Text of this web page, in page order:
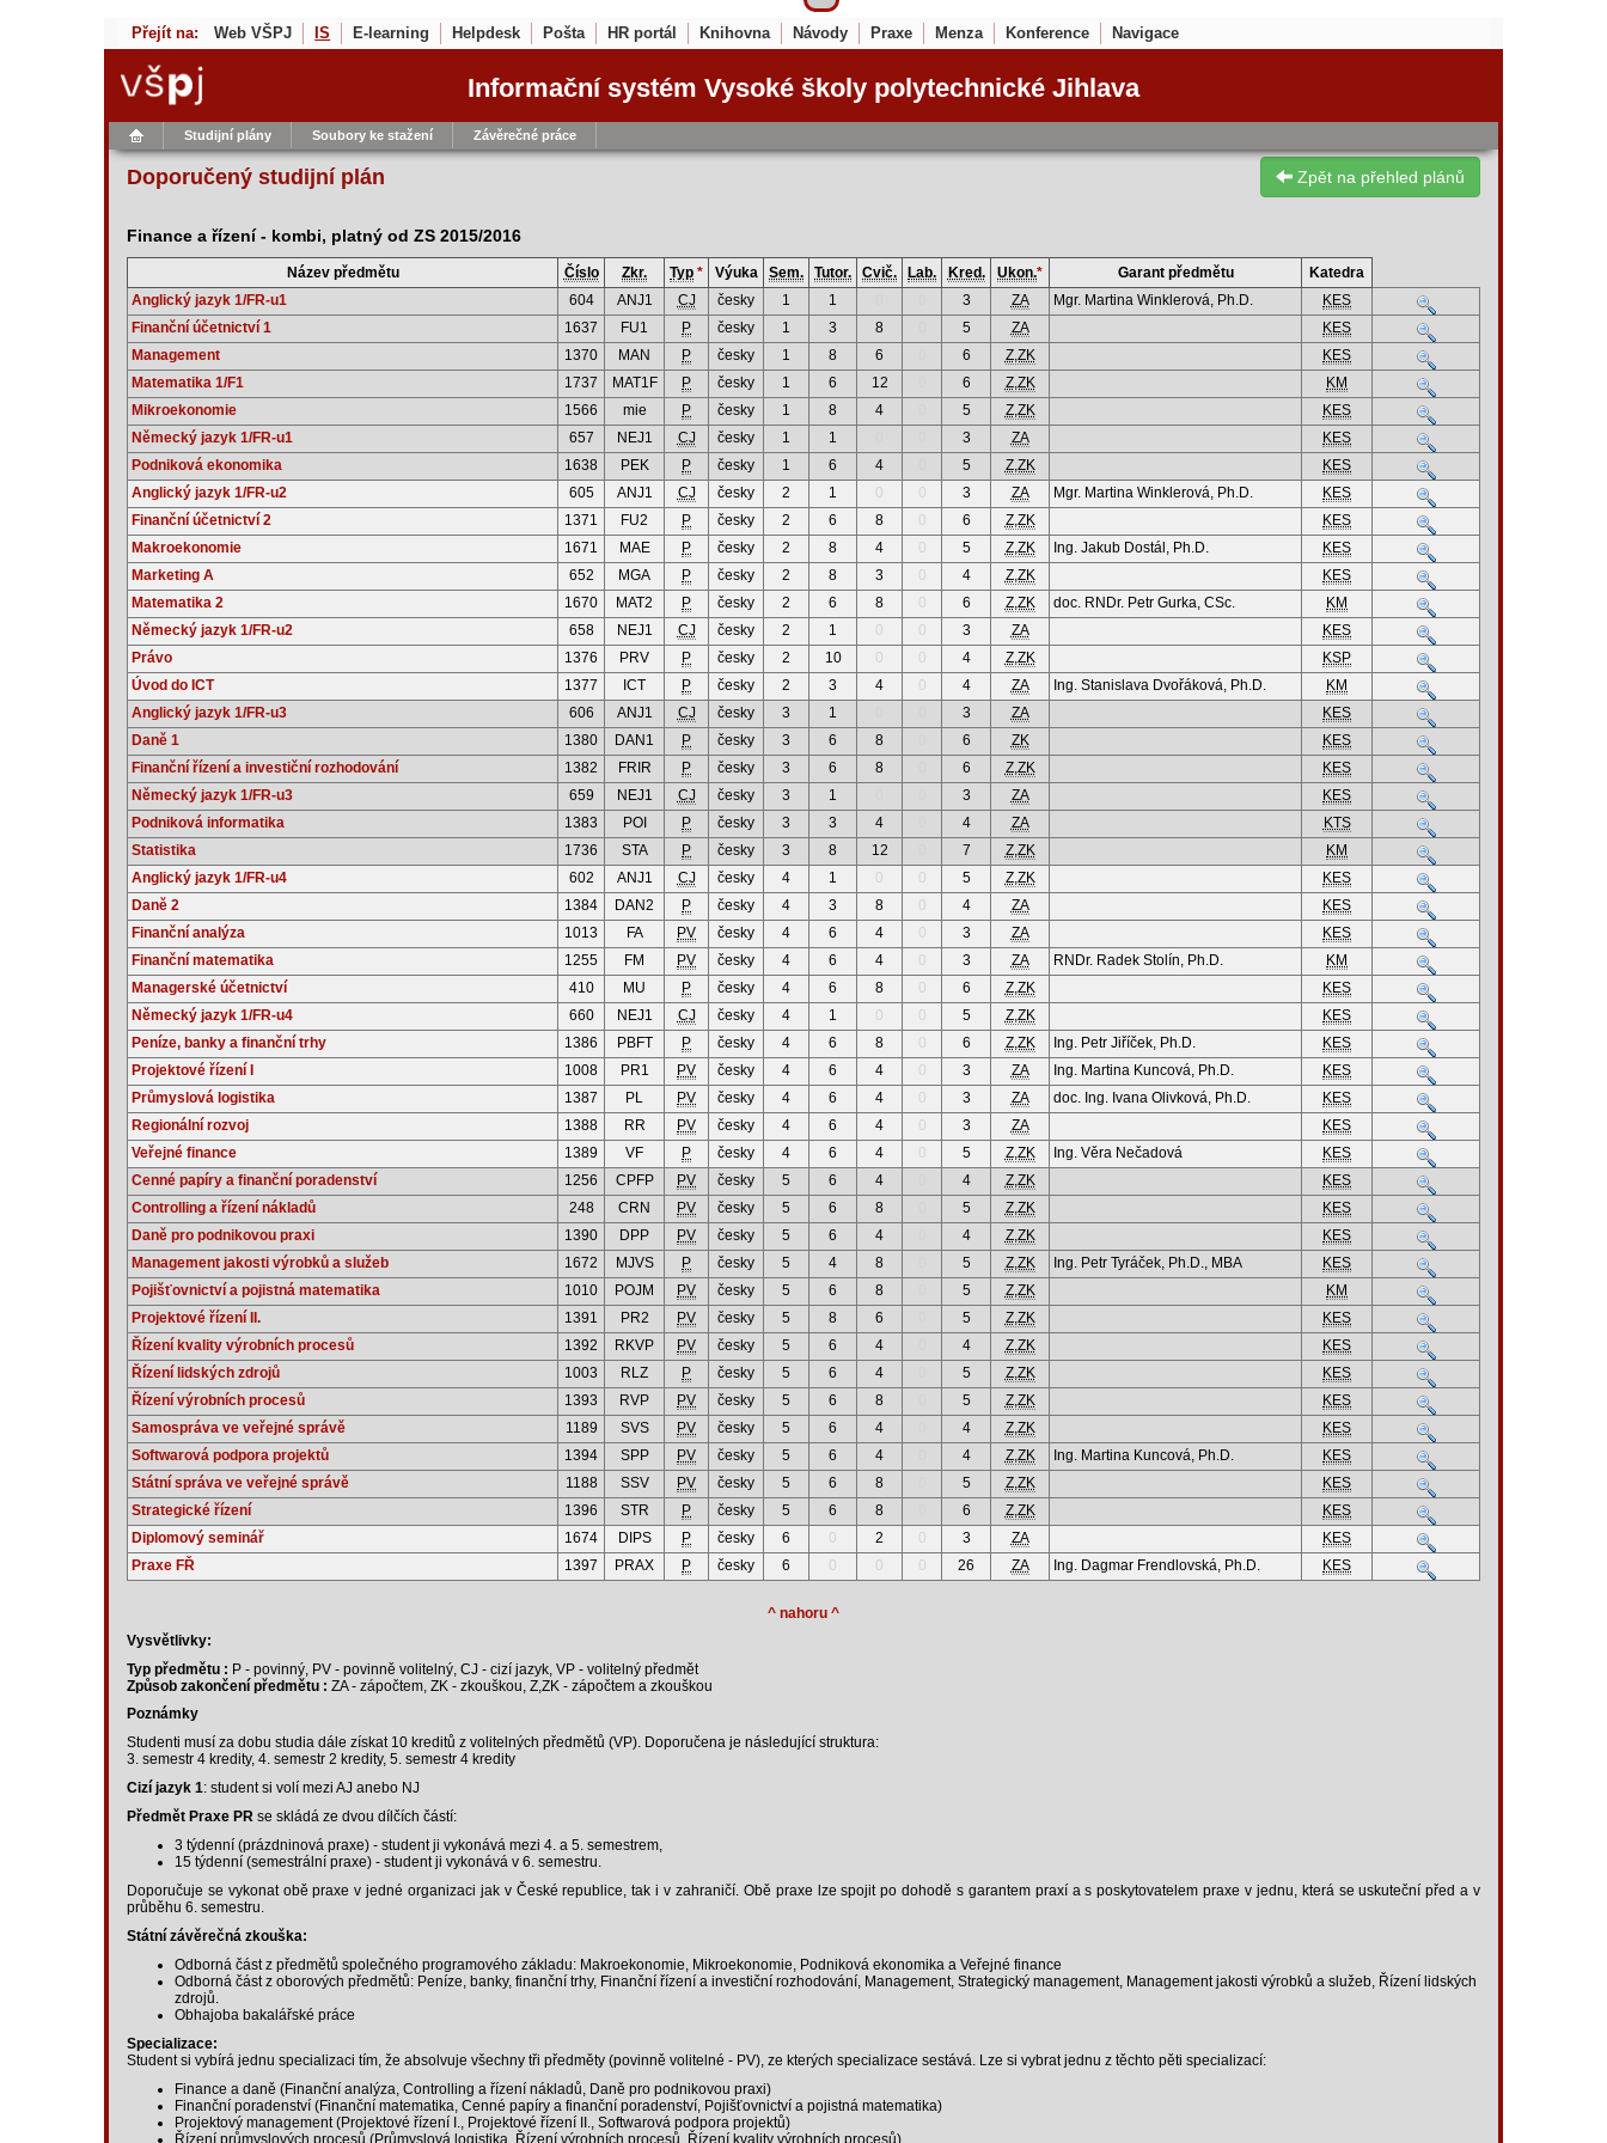
Přejít na: Web VŠPJ IS E-learning Helpdesk Pošta HR portál Knihovna Návody Praxe Menza Konference Navigace
Informační systém Vysoké školy polytechnické Jihlava
Studijní plány Soubory ke stažení Závěrečné práce
Doporučený studijní plán Zpět na přehled plánů
Finance a řízení - kombi, platný od ZS 2015/2016
Název předmětu Číslo Zkr. Typ * Výuka Sem. Tutor. Cvič. Lab. Kred. Ukon.* Garant předmětu
Katedra
Anglický jazyk 1/FR-u1
604 ANJ1 CJ česky 1 1 3 ZA Mgr. Martina Winklerová, Ph.D.
KES
Finanční účetnictví 1
1637 FU1 P česky 1 3 8 5 ZA
KES
Management
1370 MAN P česky 1 8 6 6 Z,ZK
KES
Matematika 1/F1
1737 MAT1F P česky 1 6 12 6 Z,ZK
KM
Mikroekonomie
1566 mie P česky 1 8 4 5 Z,ZK
KES
Německý jazyk 1/FR-u1
657 NEJ1 CJ česky 1 1 3 ZA
KES
Podniková ekonomika
1638 PEK P česky 1 6 4 5 Z,ZK
KES
Anglický jazyk 1/FR-u2
605 ANJ1 CJ česky 2 1 0 0 3 ZA Mgr. Martina Winklerová, Ph.D.
KES
Finanční účetnictví 2
1371 FU2 P česky 2 6 8 0 6 Z,ZK
KES
Makroekonomie
1671 MAE P česky 2 8 4 0 5 Z,ZK Ing. Jakub Dostál, Ph.D.
KES
Marketing A
652 MGA P česky 2 8 3 0 4 Z,ZK
KES
Matematika 2
1670 MAT2 P česky 2 6 8 0 6 Z,ZK doc. RNDr. Petr Gurka, CSc.
KM
Německý jazyk 1/FR-u2
658 NEJ1 CJ česky 2 1 0 0 3 ZA
KES
Právo
1376 PRV P česky 2 10 0 0 4 Z,ZK
KSP
Úvod do ICT
1377 ICT P česky 2 3 4 0 4 ZA Ing. Stanislava Dvořáková, Ph.D.
KM
Anglický jazyk 1/FR-u3
606 ANJ1 CJ česky 3 1 3 ZA
KES
Daně 1
1380 DAN1 P česky 3 6 8 6 ZK
KES
Finanční řízení a investiční rozhodování
1382 FRIR P česky 3 6 8 6 Z,ZK
KES
Německý jazyk 1/FR-u3
659 NEJ1 CJ česky 3 1 3 ZA
KES
Podniková informatika
1383 POI P česky 3 3 4 4 ZA
KTS
Statistika
1736 STA P česky 3 8 12 7 Z,ZK
KM
Anglický jazyk 1/FR-u4
602 ANJ1 CJ česky 4 1 0 0 5 Z,ZK
KES
Daně 2
1384 DAN2 P česky 4 3 8 0 4 ZA
KES
Finanční analýza
1013 FA PV česky 4 6 4 0 3 ZA
KES
Finanční matematika
1255 FM PV česky 4 6 4 0 3 ZA RNDr. Radek Stolín, Ph.D.
KM
Managerské účetnictví
410 MU P česky 4 6 8 0 6 Z,ZK
KES
Německý jazyk 1/FR-u4
660 NEJ1 CJ česky 4 1 0 0 5 Z,ZK
KES
Peníze, banky a finanční trhy
1386 PBFT P česky 4 6 8 0 6 Z,ZK Ing. Petr Jiříček, Ph.D.
KES
Projektové řízení I
1008 PR1 PV česky 4 6 4 0 3 ZA Ing. Martina Kuncová, Ph.D.
KES
Průmyslová logistika
1387 PL PV česky 4 6 4 0 3 ZA doc. Ing. Ivana Olivková, Ph.D.
KES
Regionální rozvoj
1388 RR PV česky 4 6 4 0 3 ZA
KES
Veřejné finance
1389 VF P česky 4 6 4 0 5 Z,ZK Ing. Věra Nečadová
KES
Cenné papíry a finanční poradenství
1256 CPFP PV česky 5 6 4 4 Z,ZK
KES
Controlling a řízení nákladů
248 CRN PV česky 5 6 8 5 Z,ZK
KES
Daně pro podnikovou praxi
1390 DPP PV česky 5 6 4 4 Z,ZK
KES
Management jakosti výrobků a služeb
1672 MJVS P česky 5 4 8 5 Z,ZK Ing. Petr Tyráček, Ph.D., MBA
KES
Pojišťovnictví a pojistná matematika
1010 POJM PV česky 5 6 8 5 Z,ZK
KM
Projektové řízení II.
1391 PR2 PV česky 5 8 6 5 Z,ZK
KES
Řízení kvality výrobních procesů
1392 RKVP PV česky 5 6 4 4 Z,ZK
KES
Řízení lidských zdrojů
1003 RLZ P česky 5 6 4 5 Z,ZK
KES
Řízení výrobních procesů
1393 RVP PV česky 5 6 8 5 Z,ZK
KES
Samospráva ve veřejné správě
1189 SVS PV česky 5 6 4 4 Z,ZK
KES
Softwarová podpora projektů
1394 SPP PV česky 5 6 4 4 Z,ZK Ing. Martina Kuncová, Ph.D.
KES
Státní správa ve veřejné správě
1188 SSV PV česky 5 6 8 5 Z,ZK
KES
Strategické řízení
1396 STR P česky 5 6 8 6 Z,ZK
KES
Diplomový seminář
1674 DIPS P česky 6 0 2 0 3 ZA
KES
Praxe FŘ
1397 PRAX P česky 6 0 0 0 26 ZA Ing. Dagmar Frendlovská, Ph.D. KES
^ nahoru ^
Vysvětlivky:
Typ předmětu : P - povinný, PV - povinně volitelný, CJ - cizí jazyk, VP - volitelný předmět
Způsob zakončení předmětu : ZA - zápočtem, ZK - zkouškou, Z,ZK - zápočtem a zkouškou
Poznámky
Studenti musí za dobu studia dále získat 10 kreditů z volitelných předmětů (VP). Doporučena je následující struktura:
3. semestr 4 kredity, 4. semestr 2 kredity, 5. semestr 4 kredity
Cizí jazyk 1: student si volí mezi AJ anebo NJ
Předmět Praxe PR se skládá ze dvou dílčích částí:
3 týdenní (prázdninová praxe) - student ji vykonává mezi 4. a 5. semestrem,
15 týdenní (semestrální praxe) - student ji vykonává v 6. semestru.
Doporučuje se vykonat obě praxe v jedné organizaci jak v České republice, tak i v zahraničí. Obě praxe lze spojit po dohodě s garantem praxí a s poskytovatelem praxe v jednu, která se uskuteční před a v
průběhu 6. semestru.
Státní závěrečná zkouška:
Odborná část z předmětů společného programového základu: Makroekonomie, Mikroekonomie, Podniková ekonomika a Veřejné finance
Odborná část z oborových předmětů: Peníze, banky, finanční trhy, Finanční řízení a investiční rozhodování, Management, Strategický management, Management jakosti výrobků a služeb, Řízení lidských
zdrojů.
Obhajoba bakalářské práce
Specializace:
Student si vybírá jednu specializaci tím, že absolvuje všechny tři předměty (povinně volitelné - PV), ze kterých specializace sestává. Lze si vybrat jednu z těchto pěti specializací:
Finance a daně (Finanční analýza, Controlling a řízení nákladů, Daně pro podnikovou praxi)
Finanční poradenství (Finanční matematika, Cenné papíry a finanční poradenství, Pojišťovnictví a pojistná matematika)
Projektový management (Projektové řízení I., Projektové řízení II., Softwarová podpora projektů)
Řízení průmyslových procesů (Průmyslová logistika, Řízení výrobních procesů, Řízení kvality výrobních procesů)